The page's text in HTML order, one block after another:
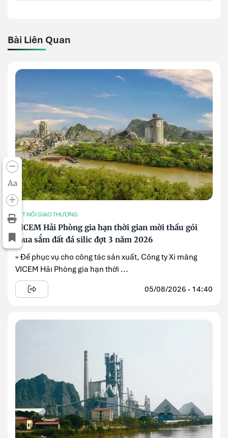
Aa
Bài Liên Quan
KẾT NỐI GIAO THƯƠNG
VICEM Hải Phòng gia hạn thời gian mời thầu gói
mua sắm đất đá silic đợt 3 năm 2026
» Để phục vụ cho công tác sản xuất, Công ty Xi măng
VICEM Hải Phòng gia hạn thời ...
05/08/2026 - 14:40